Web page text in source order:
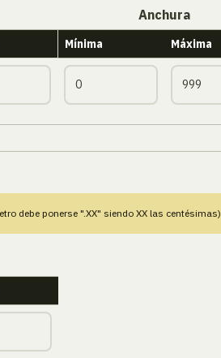
Anchura
Mínima Máxima
debe ponerse ".XX" siendo XX las centésimas)